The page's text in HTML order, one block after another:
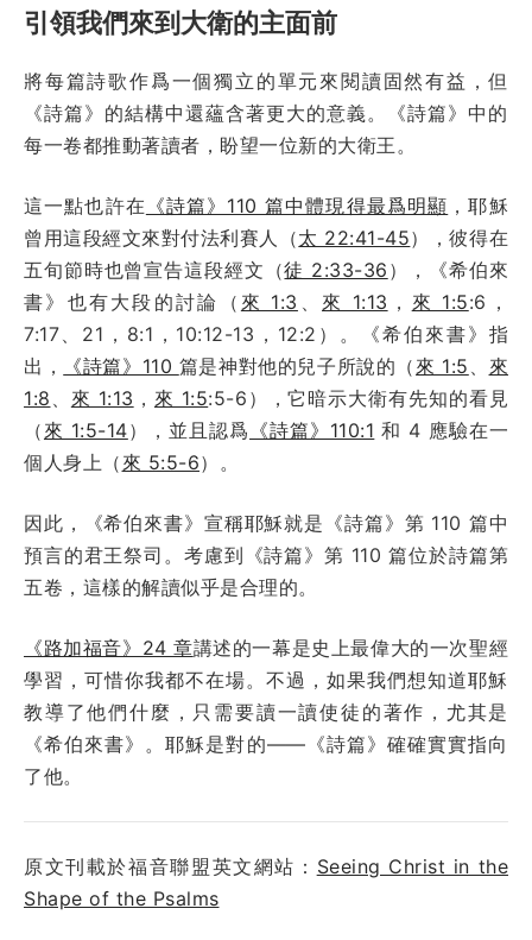
引領我們來到大衛的主面前
將每篇詩歌作爲一個獨立的單元來閱讀固然有益，但
《詩篇》的結構中還蘊含著更大的意義。《詩篇》中的
每一卷都推動著讀者，盼望一位新的大衛王。
這一點也許在 《詩篇》110 篇中體現得最爲明顯 ，耶穌
曾用這段經文來對付法利賽人（太 22:41-45），彼得在
五旬節時也曾宣告這段經文（徒 2:33-36 ），《希伯來
書》也有大段的討論（ 來 1:3 來 1:13 ， 來 1:5:6，
7:17、21，8:1，10:12-13，12:2）。《希伯來書》指
出，
《詩篇》110 篇是神對他的兒子所說的（ 來 1:5
來
1:8
來 1:13 ， 來 1:5:5-6），它暗示大衛有先知的看見
（ 來 1:5-14），並且認爲 《詩篇》110:1 和 4 應驗在一
個人身上（ 來 5:5-6）。
因此，《希伯來書》宣稱耶穌就是《詩篇》第 110 篇中
預言的君王祭司。考慮到《詩篇》第 110 篇位於詩篇第
五卷，這樣的解讀似乎是合理的。
《路加福音》24 章講述的一幕是史上最偉大的一次聖經
學習，可惜你我都不在場。不過，如果我們想知道耶穌
教導了他們什麼，只需要讀一讀使徒的著作，尤其是
《希伯來書》。耶穌是對的——《詩篇》確確實實指向
了他。
原文刊載於福音聯盟英文網站： Seeing Christ in the
Shape of the Psalms